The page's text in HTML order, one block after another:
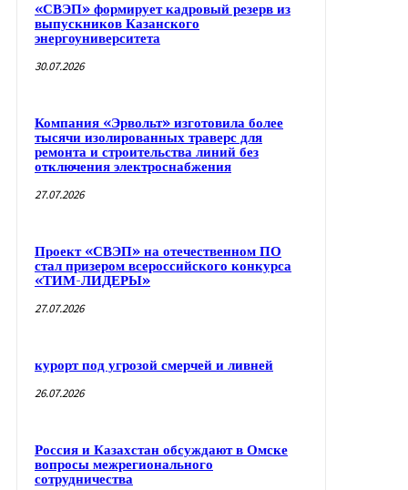
«СВЭП» формирует кадровый резерв из
выпускников Казанского
энергоуниверситета
30.07.2026
Компания «Эрвольт» изготовила более
тысячи изолированных траверс для
ремонта и строительства линий без
отключения электроснабжения
27.07.2026
Проект «СВЭП» на отечественном ПО
стал призером всероссийского конкурса
«ТИМ-ЛИДЕРЫ»
27.07.2026
курорт под угрозой смерчей и ливней
26.07.2026
Россия и Казахстан обсуждают в Омске
вопросы межрегионального
сотрудничества